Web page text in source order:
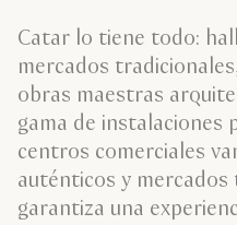
Catar lo tiene todo:
mercados
obras maestras
gama de instalaciones
centros comerciales
auténticos y
garantiza una